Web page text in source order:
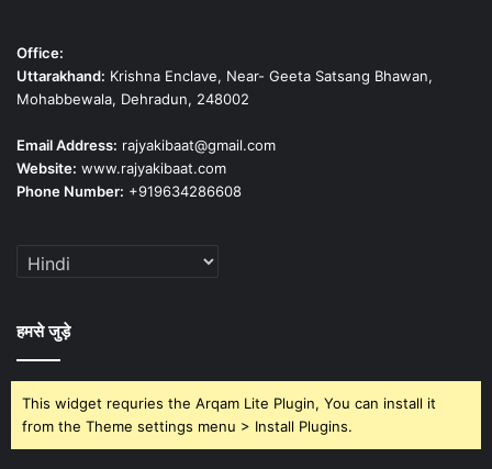
Office:
Uttarakhand: Krishna Enclave, Near- Geeta Satsang Bhawan,
Mohabbewala, Dehradun, 248002
Email Address: rajyakibaat@gmail.com
Website: www.rajyakibaat.com
Phone Number: +919634286608
हमसे जुड़े
This widget requries the Arqam Lite Plugin, You can install it
from the Theme settings menu > Install Plugins.